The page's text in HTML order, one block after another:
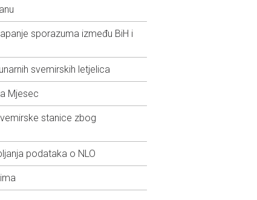
sporazuma između BiH i
svemirskih letjelica
Mjesec
stanice zbog
podataka o NLO